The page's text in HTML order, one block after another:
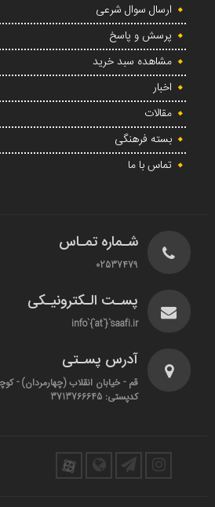
ارسال سوال شرعی
پرسش و پاسخ
مشاهده سبد خرید
اخبار
مقالات
بسته فرهنگی
تماس با ما
شـماره تمـاس
02537479
پسـت الـکترونیـکی
info`{`at`}`saafi.ir
آدرس پسـتی
کدپستی: 3713766645